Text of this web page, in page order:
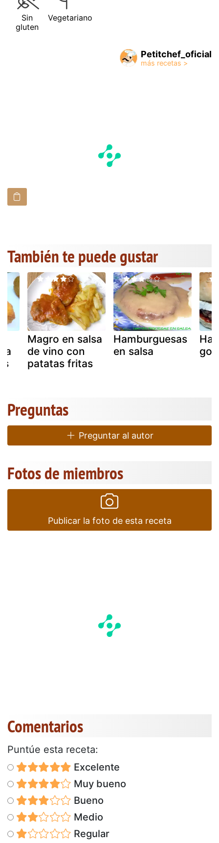
Sin
gluten
Vegetariano
Petitchef_oficial
También te puede gustar
Magro en salsa
de vino con
patatas fritas
Hamburguesas
en salsa
Preguntas
Preguntar al autor
Fotos de miembros
Publicar la foto de esta receta
Comentarios
Puntúe esta receta:
Excelente
Muy bueno
Bueno
Medio
Regular